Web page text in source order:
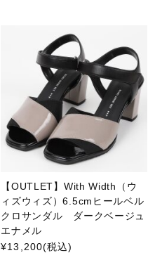
【OUTLET】With Width（ウ
ィズウィズ）6.5cmヒールベル
クロサンダル ダークベージュ
エナメル
¥13,200(税込)